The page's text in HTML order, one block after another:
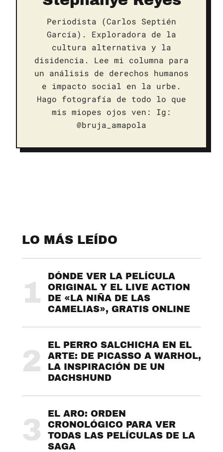
Periodista (Carlos Septién
García). Exploradora de la
cultura alternativa y la
disidencia. Lee mi columna para
un análisis de derechos humanos
e impacto social en la urbe.
Hago fotografía de todo lo que
mis miopes ojos ven: Ig:
@bruja_amapola
LO MÁS LEÍDO
1
DÓNDE VER LA PELÍCULA
ORIGINAL Y EL LIVE ACTION
DE «LA NIÑA DE LAS
CAMELIAS», GRATIS ONLINE
2
EL PERRO SALCHICHA EN EL
ARTE: DE PICASSO A WARHOL,
LA INSPIRACIÓN DE UN
DACHSHUND
3
EL ARO: ORDEN
CRONOLÓGICO PARA VER
TODAS LAS PELÍCULAS DE LA
SAGA